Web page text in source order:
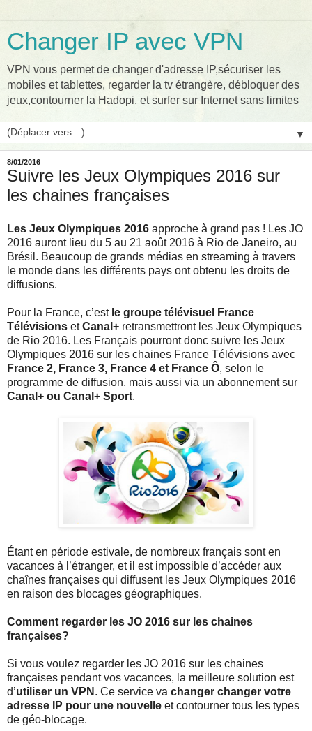
Changer IP avec VPN
VPN vous permet de changer d'adresse IP,sécuriser les
mobiles et tablettes, regarder la tv étrangère, débloquer des
jeux,contourner la Hadopi, et surfer sur Internet sans limites
▼
8/01/2016
Suivre les Jeux Olympiques 2016 sur
les chaines françaises
Les Jeux Olympiques 2016 approche à grand pas ! Les JO
2016 auront lieu du 5 au 21 août 2016 à Rio de Janeiro, au
Brésil. Beaucoup de grands médias en streaming à travers
le monde dans les différents pays ont obtenu les droits de
diffusions.
Pour la France, c’est le groupe télévisuel France
Télévisions etCanal+ retransmettront les Jeux Olympiques
de Rio 2016. Les Français pourront donc suivre les Jeux
Olympiques 2016 sur les chaines France Télévisions avec
France 2, France 3, France 4 et France Ô, selon le
programme de diffusion, mais aussi via un abonnement sur
Canal+ ou Canal+ Sport.
Étant en période estivale, de nombreux français sont en
vacances à l’étranger, et il est impossible d’accéder aux
chaînes françaises qui diffusent les Jeux Olympiques 2016
en raison des blocages géographiques.
Comment regarder les JO 2016 sur les chaines
françaises?
Si vous voulez regarder les JO 2016 sur les chaines
françaises pendant vos vacances, la meilleure solution est
d’utiliser un VPN . Ce service va changer changer votre
adresse IP pour une nouvelle et contourner tous les types
de géo-blocage.